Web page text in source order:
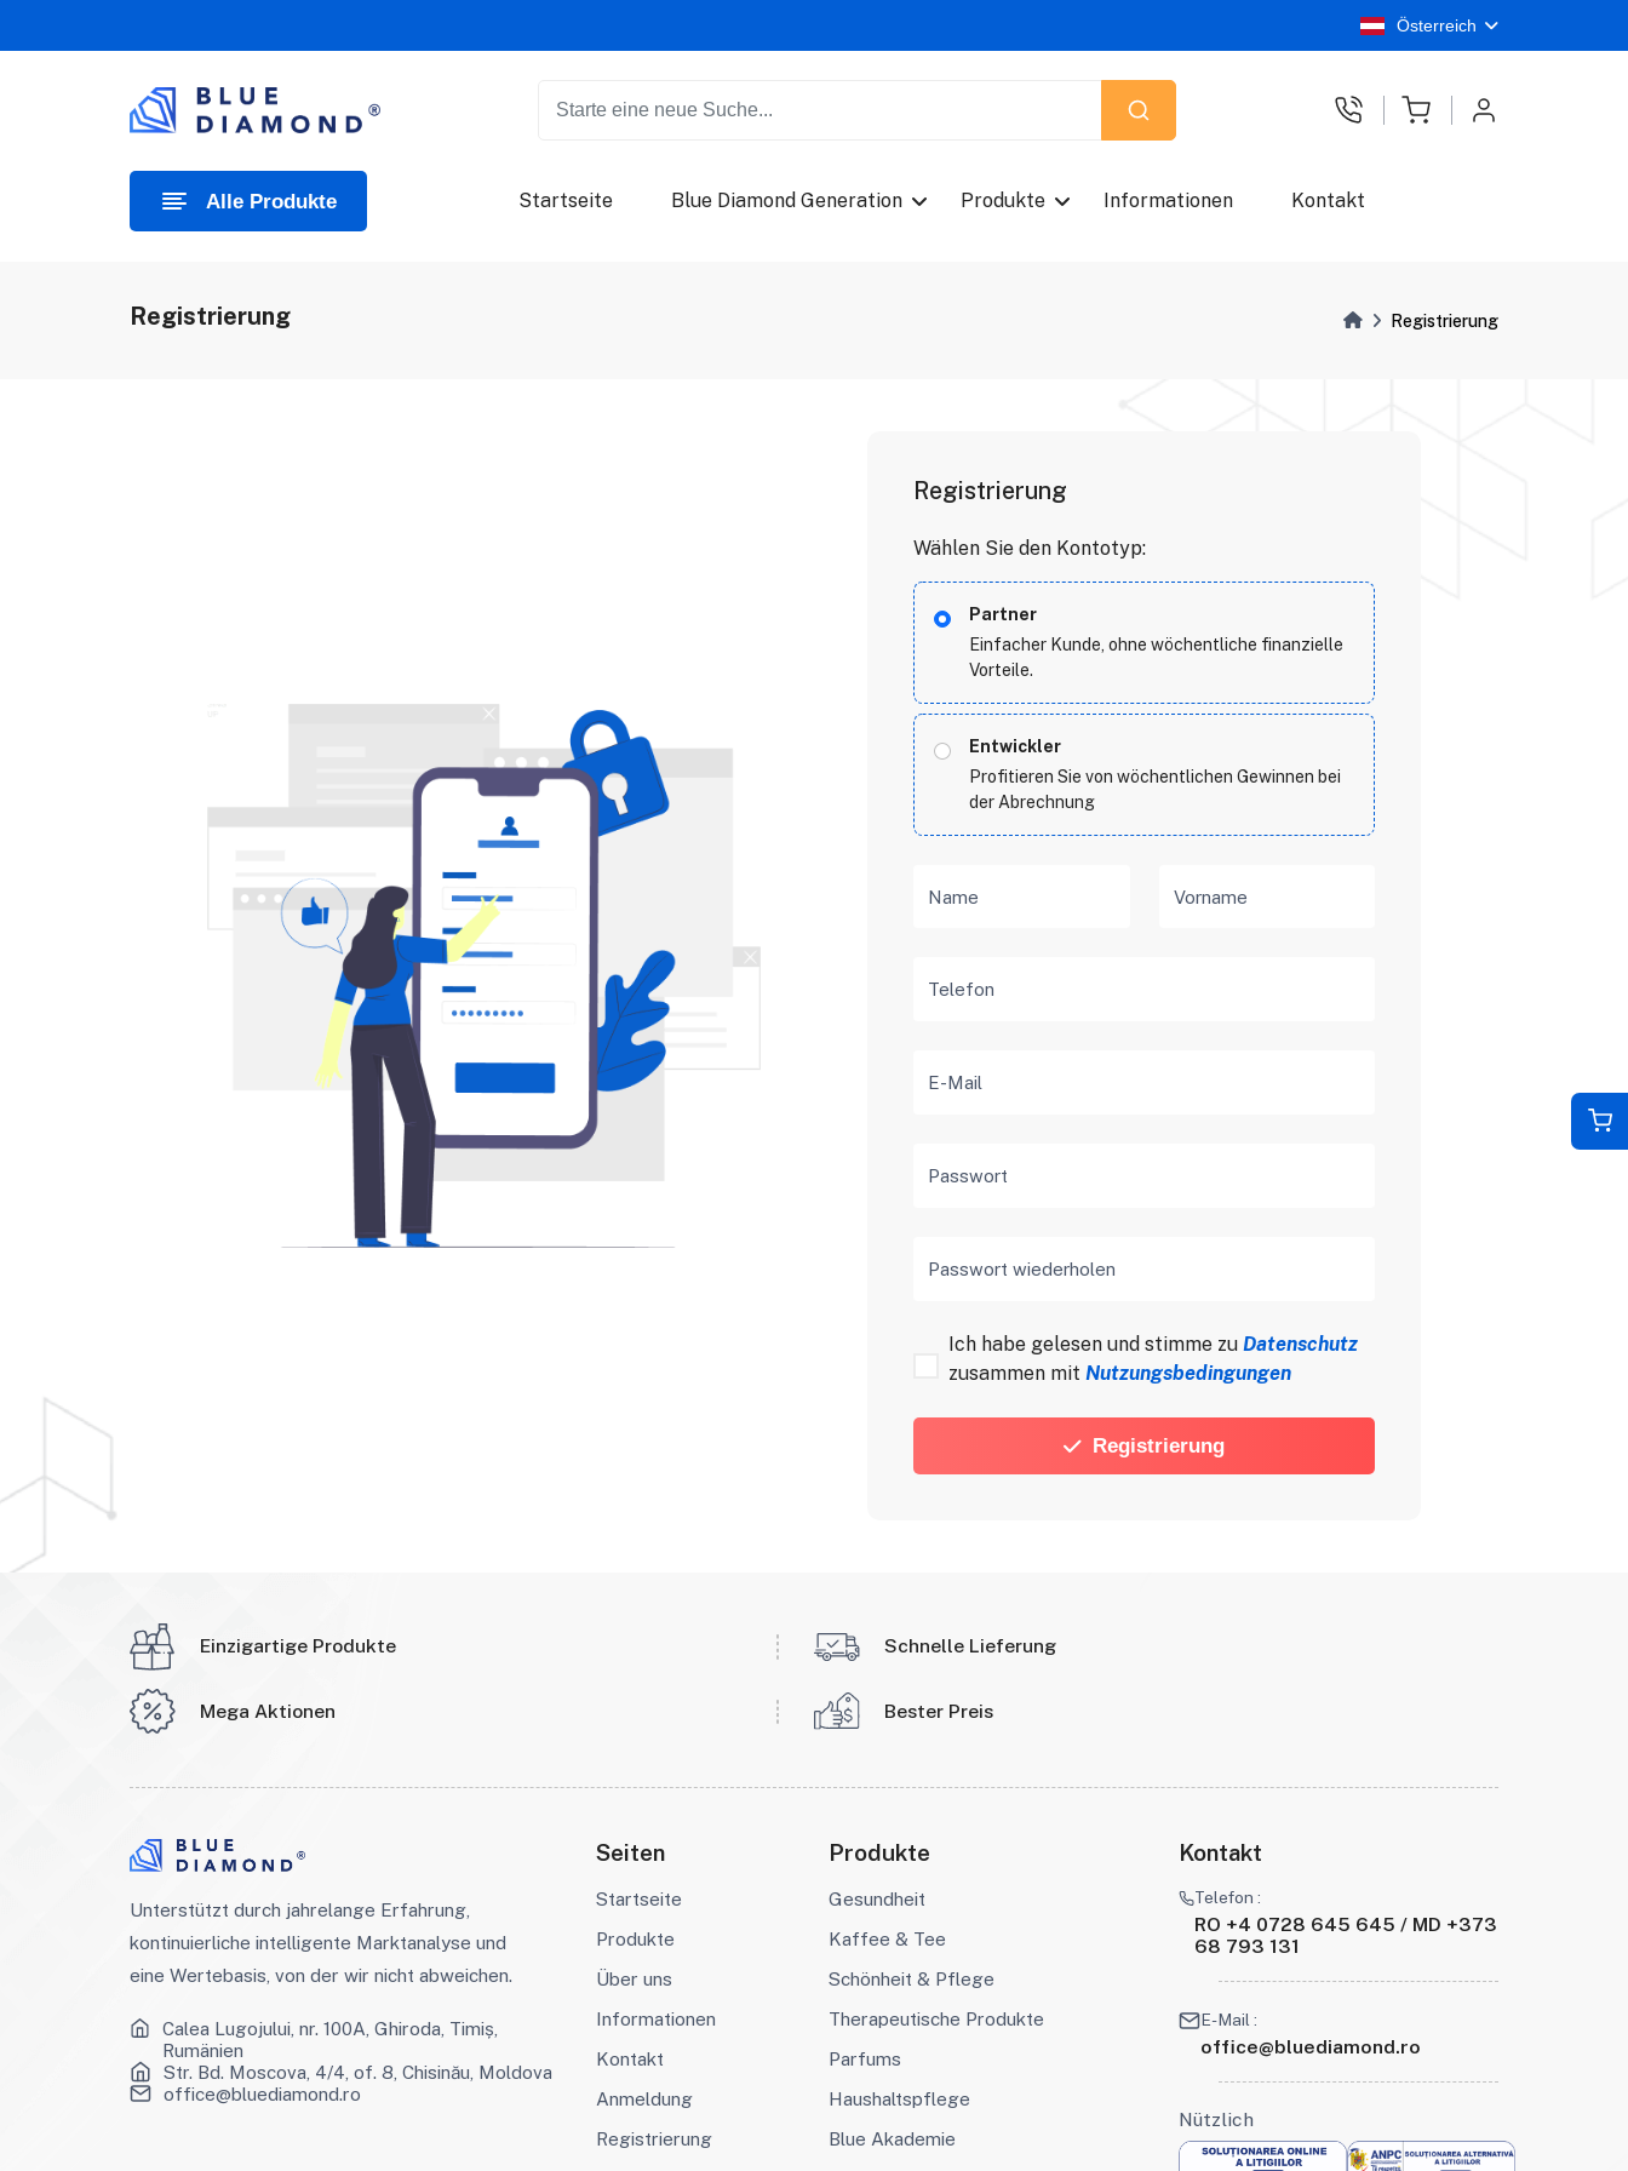
Österreich
Alle Produkte Startseite Blue Diamond Generation Produkte Informationen Kontakt
Registrierung Registrierung
Registrierung
Wählen Sie den Kontotyp:
Partner
Einfacher Kunde, ohne wöchentliche finanzielle
Vorteile.
Entwickler
Profitieren Sie von wöchentlichen Gewinnen bei
der Abrechnung
Name Vorname
Telefon
E-Mail
Passwort
Passwort wiederholen
Ich habe gelesen und stimme zu Datenschutz
zusammen mit Nutzungsbedingungen
Registrierung
Einzigartige Produkte Schnelle Lieferung
Mega Aktionen Bester Preis
Unterstützt durch jahrelange Erfahrung,
kontinuierliche intelligente Marktanalyse und
eine Wertebasis, von der wir nicht abweichen.
Calea Lugojului, nr. 100A, Ghiroda, Timiș,
Rumänien
Str. Bd. Moscova, 4/4, of. 8, Chisinău, Moldova
office@bluediamond.ro
Seiten
Startseite
Produkte
Über uns
Informationen
Kontakt
Anmeldung
Registrierung
Produkte
Gesundheit
Kaffee & Tee
Schönheit & Pflege
Therapeutische Produkte
Parfums
Haushaltspflege
Blue Akademie
Kontakt
Telefon :
RO +4 0728 645 645 / MD +373
68 793 131
E-Mail :
office@bluediamond.ro
Nützlich